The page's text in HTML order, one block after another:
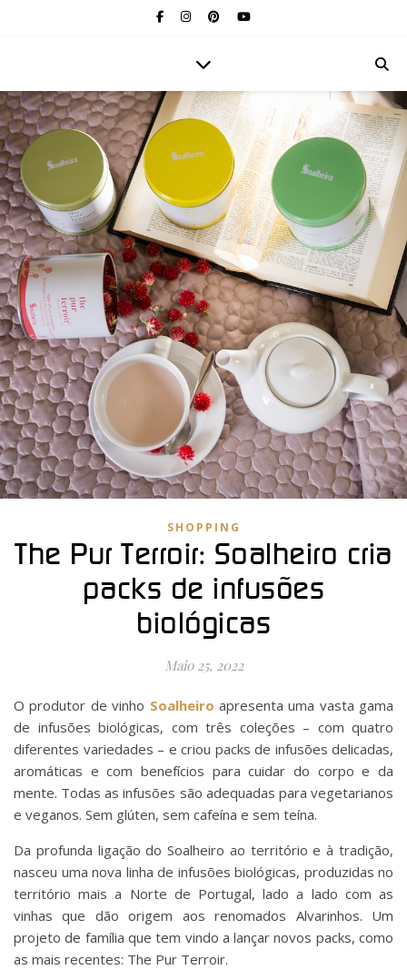
SHOPPING
The Pur Terroir: Soalheiro cria
packs de infusões
biológicas
Maio 25, 2022
O produtor de vinho Soalheiro apresenta uma vasta gama
de infusões biológicas, com três coleções – com quatro
diferentes variedades – e criou packs de infusões delicadas,
aromáticas e com benefícios para cuidar do corpo e da
mente. Todas as infusões são adequadas para vegetarianos
e veganos. Sem glúten, sem cafeína e sem teína.
Da profunda ligação do Soalheiro ao território e à tradição,
nasceu uma nova linha de infusões biológicas, produzidas no
território mais a Norte de Portugal, lado a lado com as
vinhas que dão origem aos renomados Alvarinhos. Um
projeto de família que tem vindo a lançar novos packs, como
as mais recentes: The Pur Terroir.